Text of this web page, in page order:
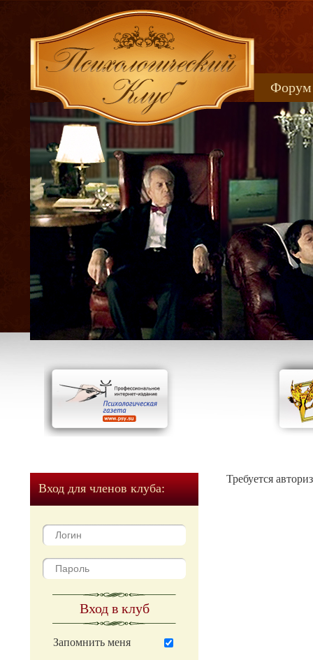
Форум
Вход для членов клуба:
Вход в клуб
Запомнить меня
Требуется